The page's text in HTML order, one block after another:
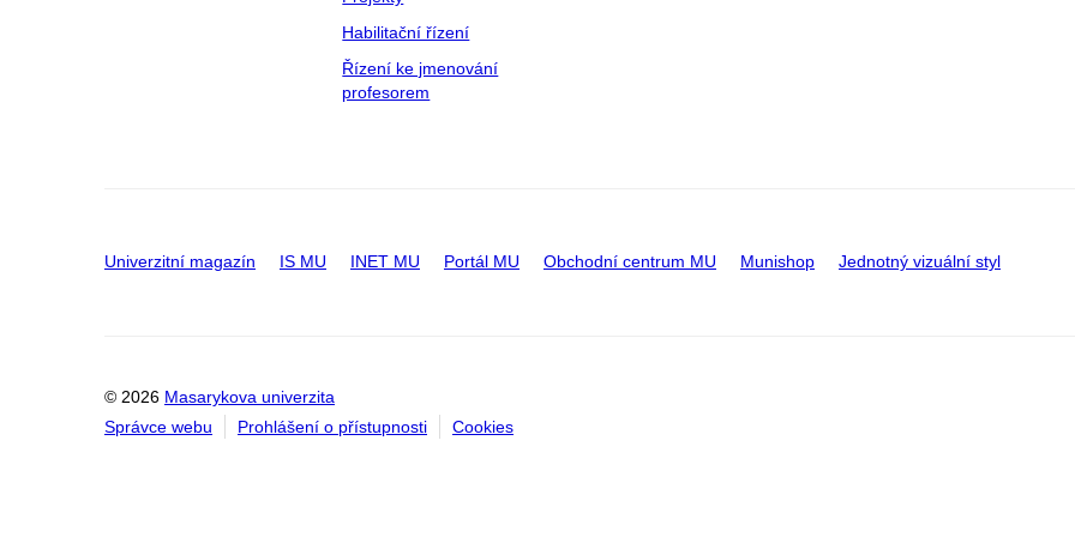
Habilitační řízení
Řízení ke jmenování
profesorem
Univerzitní magazín IS MU INET MU Portál MU Obchodní centrum MU Munishop Jednotný vizuální styl
© 2026 Masarykova univerzita
Správce webu
Prohlášení o přístupnosti Cookies